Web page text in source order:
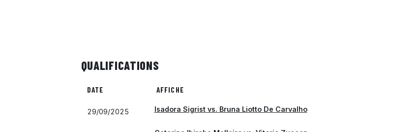
QUALIFICATIONS
DATE AFFICHE
29/09/2025 Isadora Sigristvs. Bruna Liotto De Carvalho